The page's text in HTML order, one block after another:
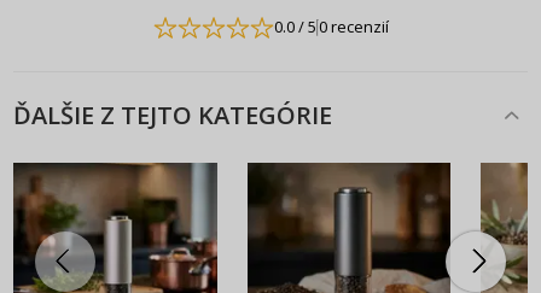
0.0/ 50 recenzií
ĎALŠIE Z TEJTO KATEGÓRIE